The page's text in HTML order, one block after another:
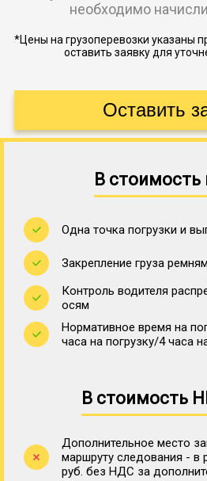
необходимо
*Цены на грузоперевозки указаны
оставить заявку для
В стоимость
Одна точка погрузки и
Закрепление груза
Контроль водителя
осям
Нормативное время на
часа на погрузку/4 часа
В стоимость
Дополнительное место
маршруту следования - в
руб. без НДС за